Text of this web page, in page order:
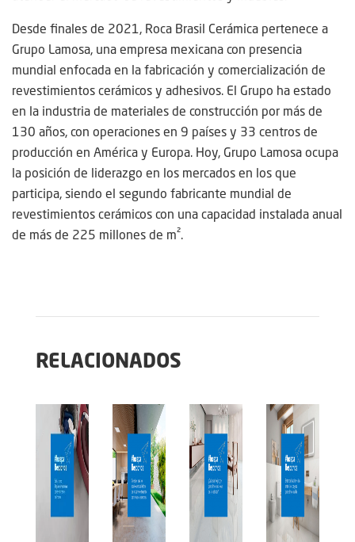
Desde finales de 2021, Roca Brasil Cerámica pertenece a
Grupo Lamosa, una empresa mexicana con presencia
mundial enfocada en la fabricación y comercialización de
revestimientos cerámicos y adhesivos. El Grupo ha estado
en la industria de materiales de construcción por más de
130 años, con operaciones en 9 países y 33 centros de
producción en América y Europa. Hoy, Grupo Lamosa ocupa
la posición de liderazgo en los mercados en los que
participa, siendo el segundo fabricante mundial de
revestimientos cerámicos con una capacidad instalada anual
de más de 225 millones de m².
RELACIONADOS